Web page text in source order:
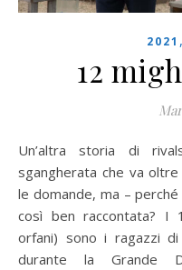
2021 ,
12
Un’altra storia di rivalsa sportiva? Un’altra squadra
sgangherata che va
le domande, ma –
così ben raccontata? I
orfani) sono i ragazzi
durante la Grande